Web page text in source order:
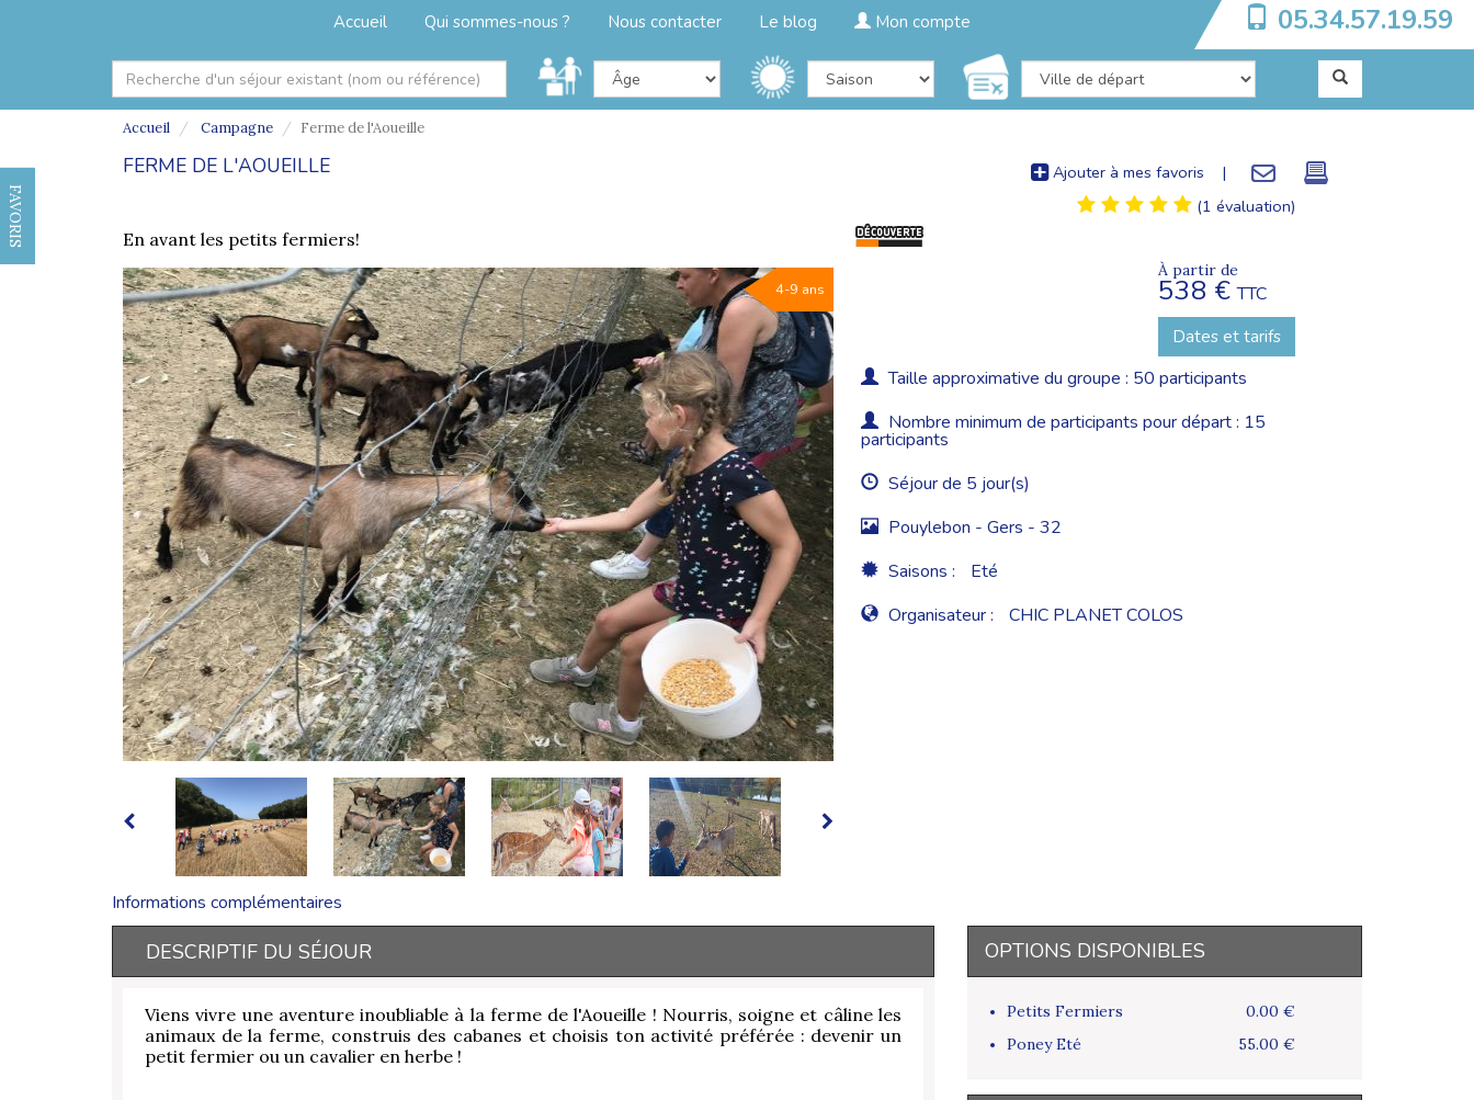
05.34.57.19.59
Accueil Qui sommes-nous ? Nous contacter Le blog Mon compte
FAVORIS
Accueil Campagne Ferme de l'Aoueille
FERME DE L'AOUEILLE Ajouter à mes favoris |
(1 évaluation)
En avant les petits fermiers!
4-9 ans
À partir de
538 €TTC
Dates et tarifs
Taille approximative du groupe : 50 participants
Nombre minimum de participants pour départ : 15
participants
Séjour de 5 jour(s)
Pouylebon - Gers - 32
Saisons :
Eté
Organisateur :
CHIC PLANET COLOS
Informations complémentaires
DESCRIPTIF DU SÉJOUR
Viens vivre une aventure inoubliable à la ferme de l'Aoueille ! Nourris, soigne et câline les
animaux de la ferme, construis des cabanes et choisis ton activité préférée : devenir un
petit fermier ou un cavalier en herbe !
OPTIONS DISPONIBLES
Petits Fermiers
0.00 €
Poney Eté
55.00 €